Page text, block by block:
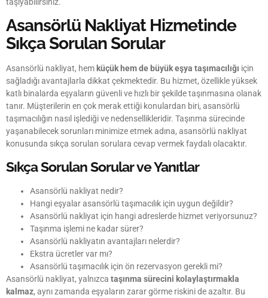
Asansörlü Nakliyat Hizmetinde
Sıkça Sorulan Sorular
Asansörlü nakliyat, hem küçük hem de büyük eşya taşımacılığı için
sağladığı avantajlarla dikkat çekmektedir. Bu hizmet, özellikle yüksek
katlı binalarda eşyaların güvenli ve hızlı bir şekilde taşınmasına olanak
tanır. Müşterilerin en çok merak ettiği konulardan biri, asansörlü
taşımacılığın nasıl işlediği ve nedensellikleridir. Taşınma sürecinde
yaşanabilecek sorunları minimize etmek adına, asansörlü nakliyat
konusunda sıkça sorulan sorulara cevap vermek faydalı olacaktır.
Sıkça Sorulan Sorular ve Yanıtlar
Asansörlü nakliyat nedir?
Hangi eşyalar asansörlü taşımacılık için uygun değildir?
Asansörlü nakliyat için hangi adreslerde hizmet veriyorsunuz?
Taşınma işlemi ne kadar sürer?
Asansörlü nakliyatın avantajları nelerdir?
Ekstra ücretler var mı?
Asansörlü taşımacılık için ön rezervasyon gerekli mi?
Asansörlü nakliyat, yalnızca taşınma sürecini kolaylaştırmakla
kalmaz, aynı zamanda eşyaların zarar görme riskini de azaltır. Bu